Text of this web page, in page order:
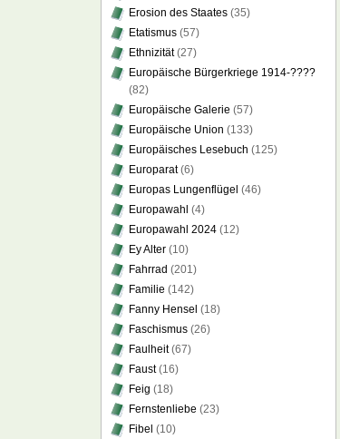
Erosion des Staates (35)
Etatismus (57)
Ethnizität(27)
Europäische Bürgerkriege 1914-????
(82)
Europäische Galerie (57)
Europäische Union (133)
Europäisches Lesebuch (125)
Europarat(6)
Europas Lungenflügel (46)
Europawahl (4)
Europawahl 2024 (12)
Ey Alter (10)
Fahrrad (201)
Familie (142)
Fanny Hensel (18)
Faschismus (26)
Faulheit(67)
Faust(16)
Feig (18)
Fernstenliebe (23)
Fibel (10)